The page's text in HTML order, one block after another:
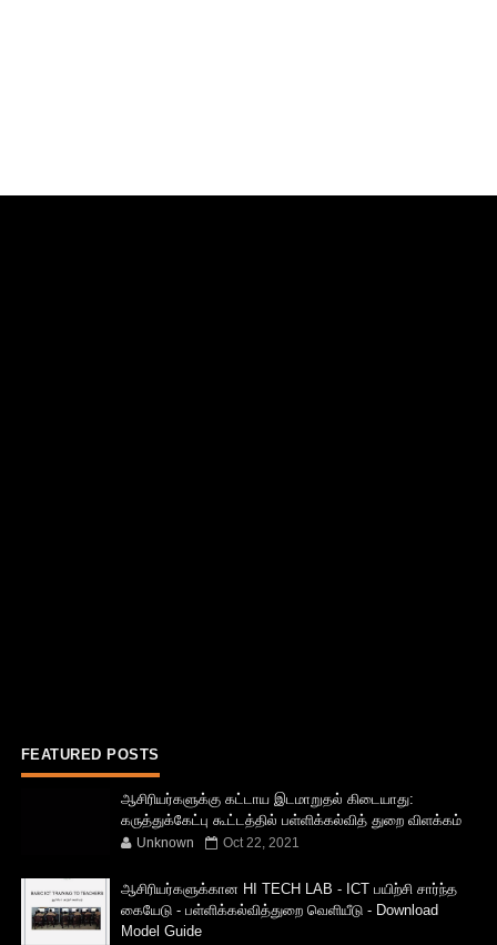
FEATURED POSTS
ஆசிரியர்களுக்கு கட்டாய இடமாறுதல் கிடையாது:
கருத்துக்கேட்பு கூட்டத்தில் பள்ளிக்கல்வித் துறை விளக்கம்
Unknown Oct 22, 2021
ஆசிரியர்களுக்கான HI TECH LAB - ICT பயிற்சி சார்ந்த
கையேடு - பள்ளிக்கல்வித்துறை வெளியீடு - Download
Model Guide